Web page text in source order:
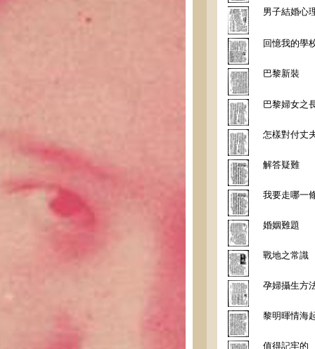
男子結婚心
回憶我的學
巴黎新裝
巴黎婦女之
怎樣對付丈
解答疑難
我要走哪一
婚姻難題
戰地之常識
孕婦攝生方
黎明暉情海
值得記牢的